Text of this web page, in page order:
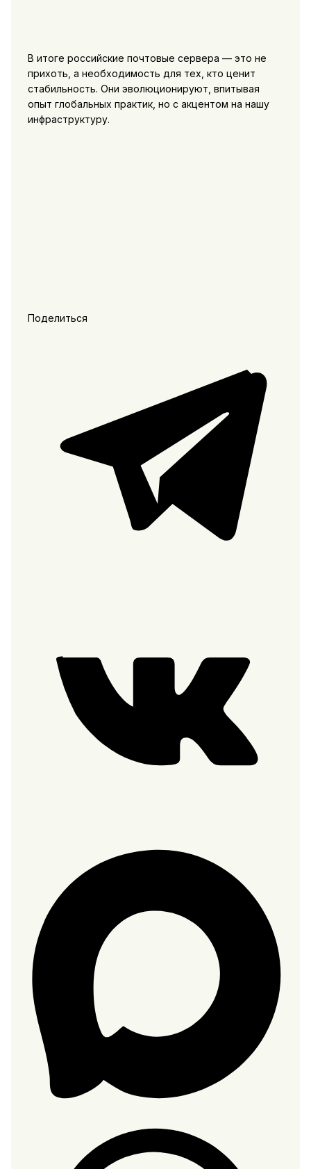
В итоге российские почтовые сервера — это не
прихоть, а необходимость для тех, кто ценит
стабильность. Они эволюционируют, впитывая
опыт глобальных практик, но с акцентом на нашу
инфраструктуру.
Поделиться